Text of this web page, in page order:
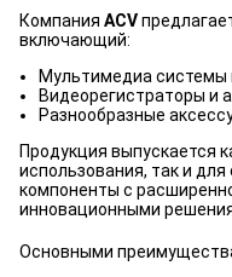
Компания ACV
включающий:
Мультимедиа системы
Видеорегистраторы и
Разнообразные
Продукция выпускается
использования, так и
компоненты с
инновационными
Основными